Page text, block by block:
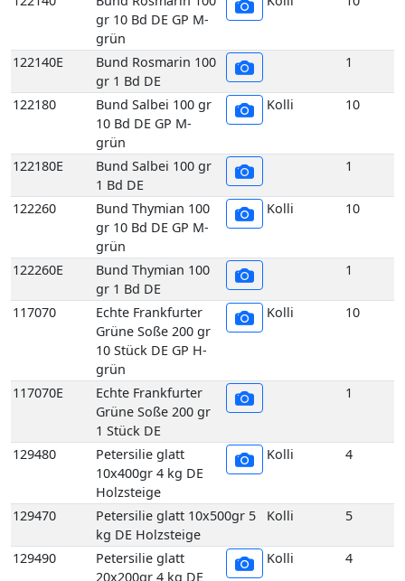
Bund Thymian 100
gr 1 Bd DE
117070
Echte Frankfurter
Grüne Soße 200 gr
10 Stück DE GP H-
grün
10
Echte Frankfurter
Grüne Soße 200 gr
1 Stück DE
129480
Petersilie glatt
10x400gr 4 kg DE
Holzsteige
Kolli 4
129470
Petersilie glatt 10x500gr 5
kg DE Holzsteige
Kolli 5
129490
Petersilie glatt
20x200gr 4 kg DE
Holzsteige
Kolli 4
Petersilie glatt
Bund 400gr 1 Bd DE
Petersilie Krause 2,5 kg DE
GP H-grün
129500
Petersilie Krause 5 kg DE
GP H-grün
Kolli 5
Petersilie Krause
5er 400 gr 10 Bd DE
GP H-grün
129440E
Petersilie Krause
5er 400 gr 1 Bd DE
1